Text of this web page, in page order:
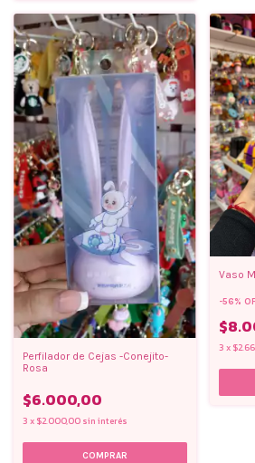
Perfilador de Cejas -Conejito-
Rosa
$6.000,00
3 x $2.000,00 sin interés
Vaso
-56%
3 x